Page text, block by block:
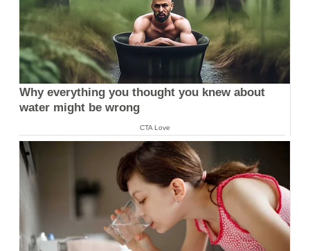
Why everything you thought you knew about
water might be wrong
CTA Love